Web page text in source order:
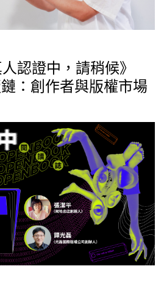
認證中，請稍候》
鏈：創作者與版權市場